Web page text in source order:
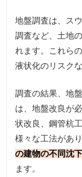
地盤調査は、ス
調査など、土地
れます。これら
液状化のリスク
調査の結果、地
は、地盤改良が
状改良、鋼管杭
様々な工法があ
の建物の不同沈
ます。